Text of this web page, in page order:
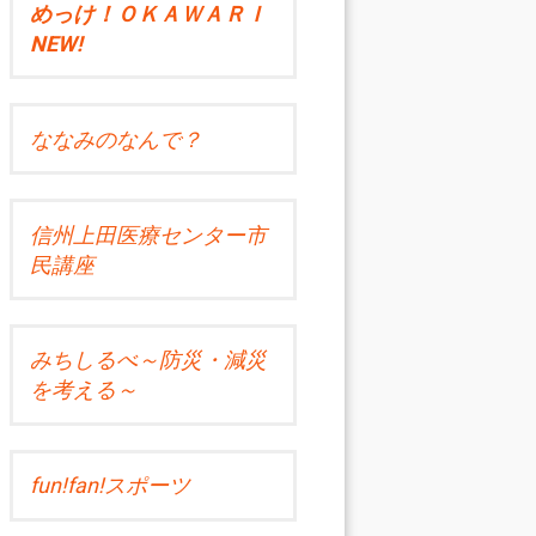
めっけ！ＯＫＡＷＡＲＩ
NEW!
ななみのなんで？
信州上田医療センター市
民講座
みちしるべ～防災・減災
を考える～
fun!fan!スポーツ